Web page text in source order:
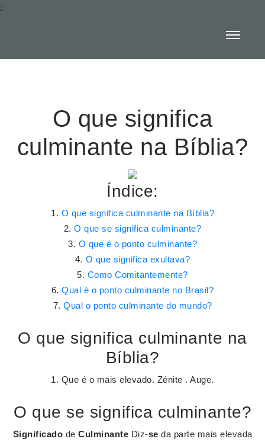
:
O que significa
culminante na Bíblia?
Índice:
O que significa culminante na Bíblia?
O que se significa culminante?
O que é o ponto culminante?
O que significa exultava?
Como Comitantemente?
Qual é o ponto culminante no Brasil?
Qual o ponto culminante do mundo?
O que significa culminante na
Bíblia?
1. Que é o mais elevado. Zénite . Auge.
O que se significa culminante?
Significado de Culminante Diz-se da parte mais elevada